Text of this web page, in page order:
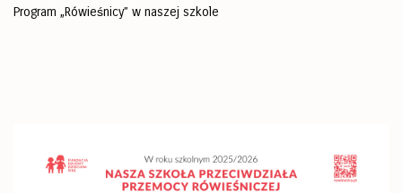
Program „Rówieśnicy” w naszej szkole